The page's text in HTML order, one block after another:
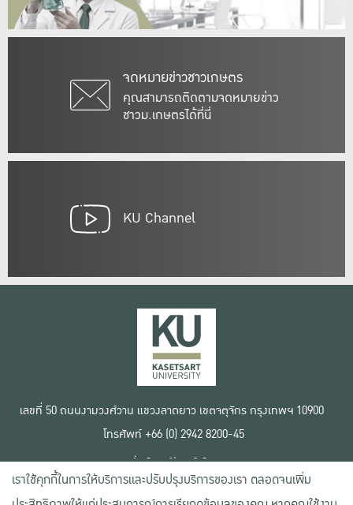
จดหมายข่าวชาวเกษตร
คุณสามารถติดตามจดหมายข่าว
ชาวม.เกษตรได้ที่นี่
KU Channel
เลขที่ 50 ถนนงามวงศ์วาน แขวงลาดยาว เขตจตุจักร กรุงเทพฯ 10900
โทรศัพท์ +66 (0) 2942 8200-45
เงื่อนไขการใช้งานเว็บไซต์
ข้อตกลงด้านสิทธิ์ใช้งาน
นโยบายความเป็นส่วนตัว
เราใช้คุกกี้ในการให้บริการและปรับปรุงบริการของเรา ตลอดจนเพิ่ม